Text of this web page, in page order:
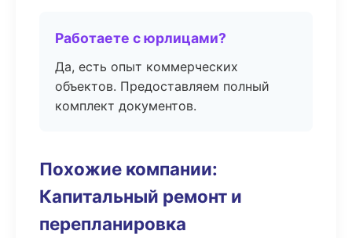
Работаете с юрлицами?
Да, есть опыт коммерческих
объектов. Предоставляем полный
комплект документов.
Похожие компании:
Капитальный ремонт и
перепланировка